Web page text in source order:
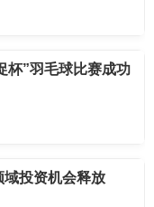
杯”羽毛球比赛成功
域投资机会释放